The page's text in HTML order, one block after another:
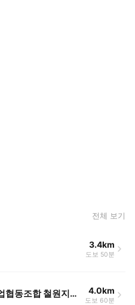
전체 보기
3.4km
도보 50분
춘천철원화천양구축산업협동조합 철원지점 동물병원 4.0km
도보 60분